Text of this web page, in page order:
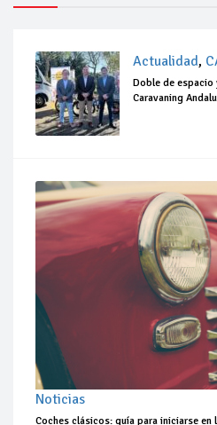
Actualidad,
Doble de espacio
Caravaning
Noticias
Coches clásicos: guía para iniciarse en